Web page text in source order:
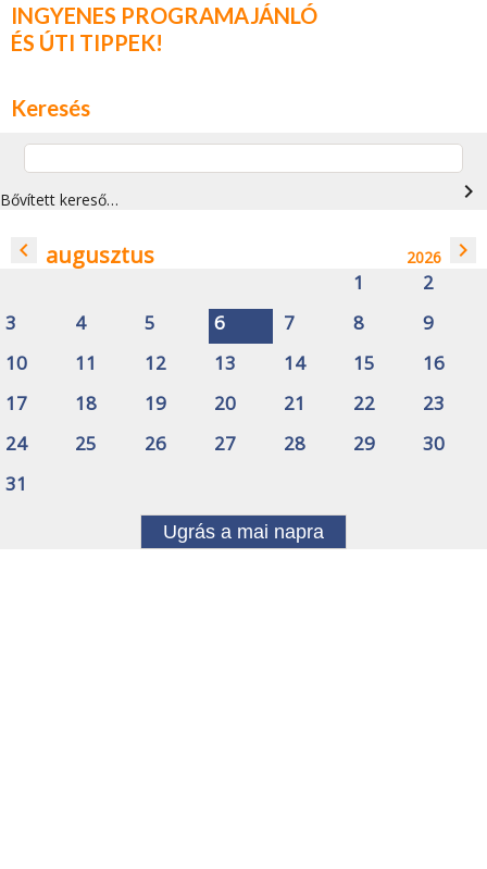
INGYENES PROGRAMAJÁNLÓ
ÉS ÚTI TIPPEK!
Keresés
Bővített kereső… navigate_next
navigate_before augusztus 2026 navigate_next
1
2
3
4 5 6 7 8
9
10
11 12 13 14 15
16
17
18 19 20 21 22
23
24
25 26 27 28 29
30
31
Ugrás a mai napra